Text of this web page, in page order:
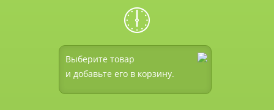
🕕
Выберите товар
и добавьте его в корзину.